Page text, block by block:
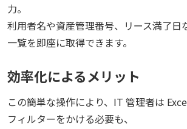
力。
利用者名や資産管理番号、リース満了日
一覧を即座に取得できます。
効率化によるメリット
この簡単な操作により、IT 管理者は
フィルターをかける必要も、